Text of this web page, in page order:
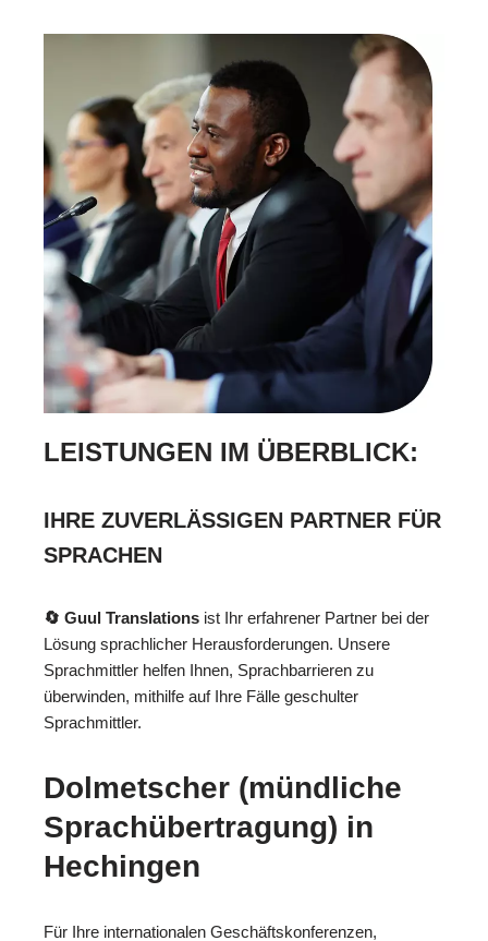
LEISTUNGEN IM ÜBERBLICK:
IHRE ZUVERLÄSSIGEN PARTNER FÜR
SPRACHEN
🔄 Guul Translations ist Ihr erfahrener Partner bei der
Lösung sprachlicher Herausforderungen. Unsere
Sprachmittler helfen Ihnen, Sprachbarrieren zu
überwinden, mithilfe auf Ihre Fälle geschulter
Sprachmittler.
Dolmetscher (mündliche
Sprachübertragung) in
Hechingen
Für Ihre internationalen Geschäftskonferenzen,